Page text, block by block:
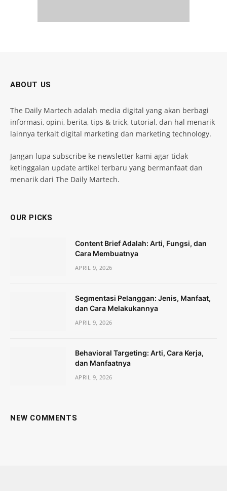
ABOUT US
The Daily Martech adalah media digital yang akan berbagi
informasi, opini, berita, tips & trick, tutorial, dan hal menarik
lainnya terkait digital marketing dan marketing technology.
Jangan lupa subscribe ke newsletter kami agar tidak
ketinggalan update artikel terbaru yang bermanfaat dan
menarik dari The Daily Martech.
OUR PICKS
Content Brief Adalah: Arti, Fungsi, dan
Cara Membuatnya
APRIL 9, 2026
Segmentasi Pelanggan: Jenis, Manfaat,
dan Cara Melakukannya
APRIL 9, 2026
Behavioral Targeting: Arti, Cara Kerja,
dan Manfaatnya
APRIL 9, 2026
NEW COMMENTS